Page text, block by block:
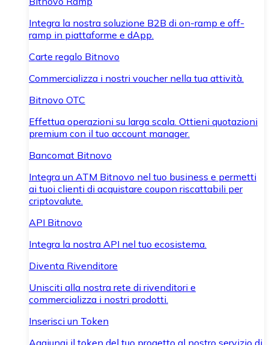
Integra la nostra soluzione B2B di on-ramp e off-
ramp in piattaforme e dApp.
Carte regalo Bitnovo
Commercializza i nostri voucher nella tua attività.
Bitnovo OTC
Effettua operazioni su larga scala. Ottieni quotazioni
premium con il tuo account manager.
Bancomat Bitnovo
Integra un ATM Bitnovo nel tuo business e permetti
ai tuoi clienti di acquistare coupon riscattabili per
criptovalute.
API Bitnovo
Integra la nostra API nel tuo ecosistema.
Diventa Rivenditore
Unisciti alla nostra rete di rivenditori e
commercializza i nostri prodotti.
Inserisci un Token
Aggiungi il token del tuo progetto al nostro servizio di